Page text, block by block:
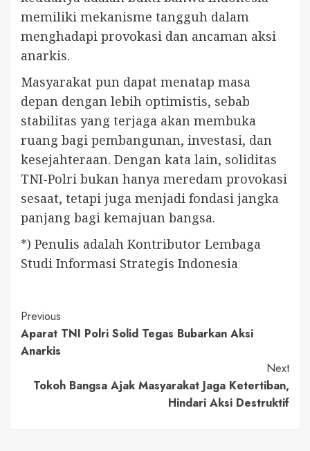
memiliki mekanisme tangguh dalam
menghadapi provokasi dan ancaman aksi
anarkis.
Masyarakat pun dapat menatap masa
depan dengan lebih optimistis, sebab
stabilitas yang terjaga akan membuka
ruang bagi pembangunan, investasi, dan
kesejahteraan. Dengan kata lain, soliditas
TNI-Polri bukan hanya meredam provokasi
sesaat, tetapi juga menjadi fondasi jangka
panjang bagi kemajuan bangsa.
*) Penulis adalah Kontributor Lembaga
Studi Informasi Strategis Indonesia
Continue
Reading
Previous
Aparat TNI Polri Solid Tegas Bubarkan Aksi
Anarkis
Next
Tokoh Bangsa Ajak Masyarakat Jaga Ketertiban,
Hindari Aksi Destruktif